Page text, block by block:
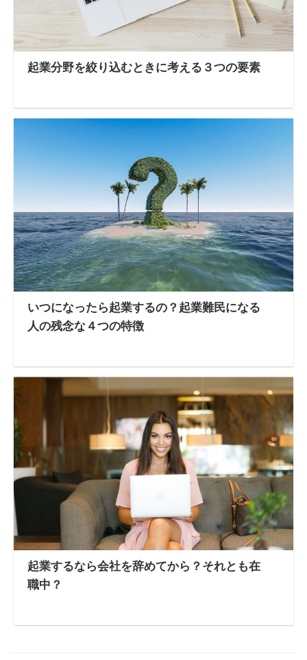
起業分野を絞り込むときに考える３つの要素
いつになったら起業するの？起業難民になる
人の残念な４つの特徴
起業するなら会社を辞めてから？それとも在
職中？